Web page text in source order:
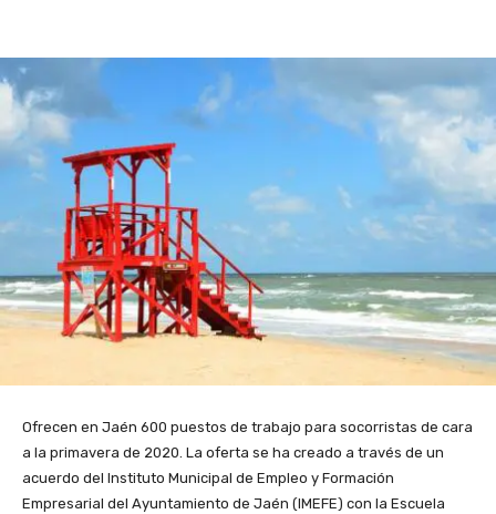
Ofrecen en Jaén 600 puestos de trabajo para socorristas de cara
a la primavera de 2020. La oferta se ha creado a través de un
acuerdo del Instituto Municipal de Empleo y Formación
Empresarial del Ayuntamiento de Jaén (IMEFE) con la Escuela